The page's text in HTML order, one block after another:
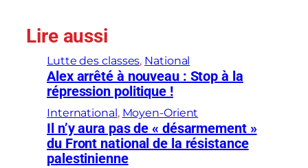
Lire aussi
Lutte des classes, National
Alex arrêté à nouveau : Stop à la
répression politique !
International , Moyen-Orient
Il n’y aura pas de « désarmement »
du Front national de la résistance
palestinienne